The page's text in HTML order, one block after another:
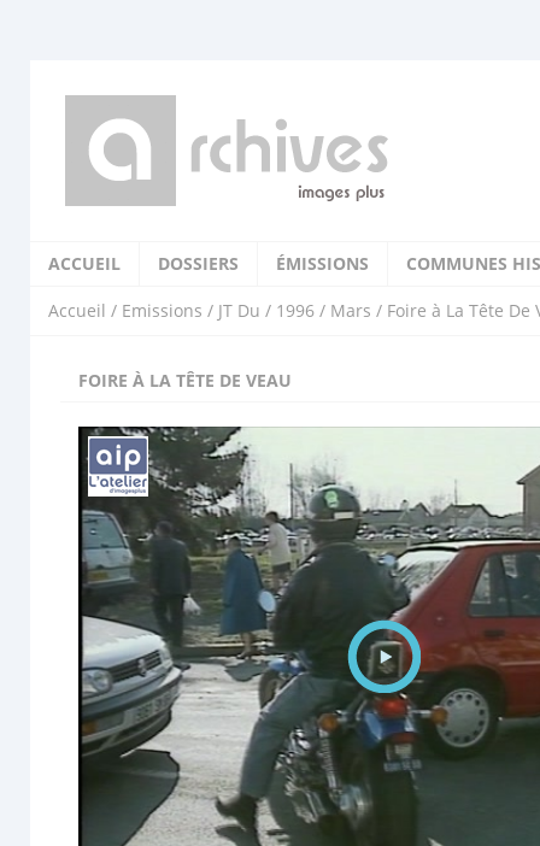
ACCUEIL DOSSIERS ÉMISSIONS COMMUNES
Accueil / Emissions / JT Du / 1996 / Mars / Foire à La Tête De
FOIRE À LA TÊTE DE VEAU